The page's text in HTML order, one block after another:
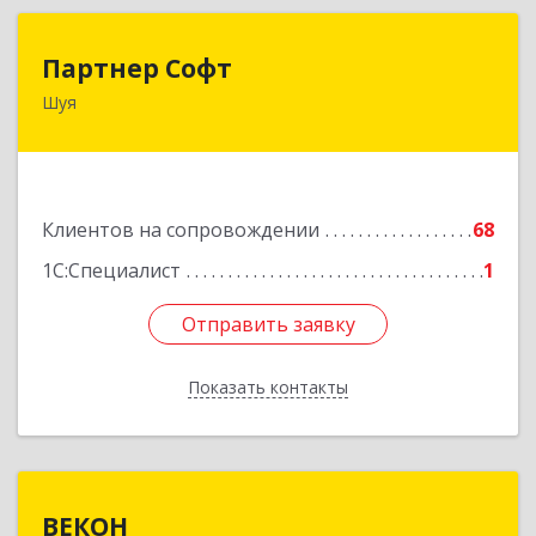
Партнер Софт
Шуя
Клиентов на сопровождении
68
1С:Специалист
1
Отправить заявку
Показать контакты
155900, Ивановская обл, Шуйский р-н, Шуя г,
Отправить заявку
Назад
ВЕКОН